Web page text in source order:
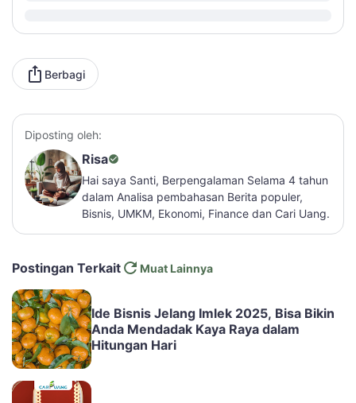
Berbagi
Diposting oleh:
Risa
Hai saya Santi, Berpengalaman Selama 4 tahun
dalam Analisa pembahasan Berita populer,
Bisnis, UMKM, Ekonomi, Finance dan Cari Uang.
Postingan Terkait Muat Lainnya
Ide Bisnis Jelang Imlek 2025, Bisa Bikin
Anda Mendadak Kaya Raya dalam
Hitungan Hari